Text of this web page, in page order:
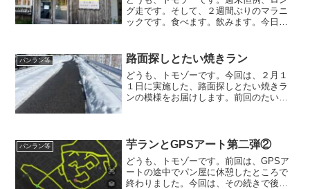
グ走です。そして、２週間ぶりのマラニ
ックです。食べます。飲みます。今日の
パン屋の名前？ 人の名前！？ ジャム
おじさん的な？？ 朝の７...
パンラン等 路面探しとたい焼きラン
どうも、トモゾーです。今回は、２月１
１日に実施した、路面探しとたい焼きラ
ンの模様をお届けします。前回のたい焼
たっぷり残っており、今回...
パンラン等 芋ランとGPSアート第二弾②
どうも、トモゾーです。前回は、GPSア
ートの途中でパン屋に休憩したところで
終わりました。今回は、その続きで後半